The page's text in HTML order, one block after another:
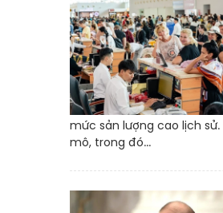
mức sản lượng cao lịch
mô, trong đó...